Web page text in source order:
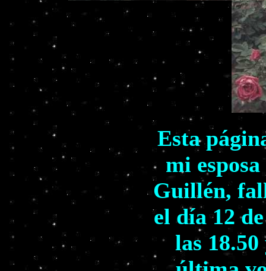
Esta
mi
Guillén,
el día 12
las